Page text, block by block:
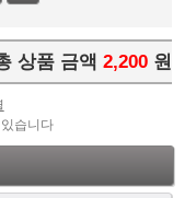
상품 금액 2,200 원
습니다